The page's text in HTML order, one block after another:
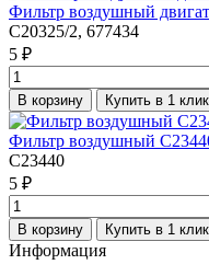
Фильтр воздушный
C20325/2, 677434
5 ₽
В корзину Купить в 1 клик
Фильтр воздушный
C23440
5 ₽
В корзину Купить в 1 клик
Информация